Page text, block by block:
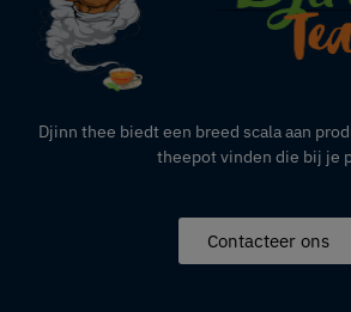
Djinn thee biedt een breed scala aan
theepot vinden die bij je
Contacteer ons